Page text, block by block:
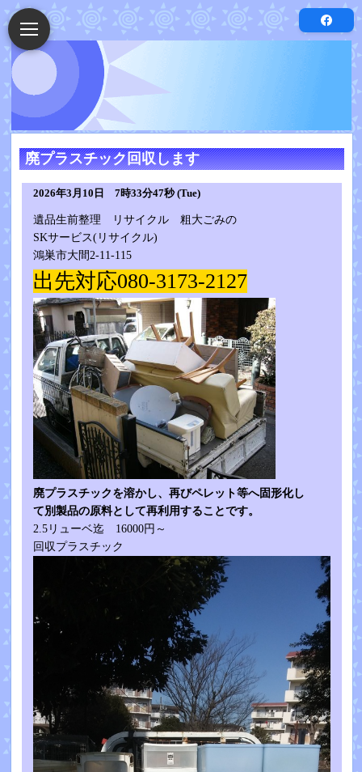
廃プラスチック回収します
2026年3月10日 7時33分47秒 (Tue)
遺品生前整理 リサイクル 粗大ごみの
SKサービス(リサイクル)
鴻巣市大間2-11-115
出先対応080-3173-2127
廃プラスチックを溶かし、再びペレット等へ固形化し
て別製品の原料として再利用することです。
2.5リューベ迄 16000円～
回収プラスチック